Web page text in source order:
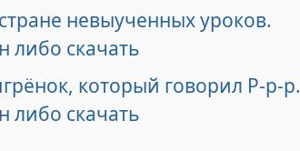
невыученных уроков.
либо скачать
который говорил Р-р-р.
либо скачать